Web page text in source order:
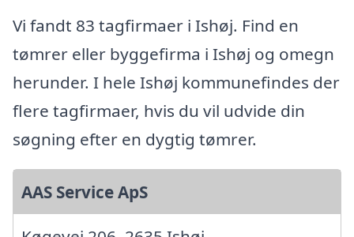
Vi fandt 83 tagfirmaer i Ishøj. Find en
tømrer eller byggefirma i Ishøj og omegn
herunder. I hele Ishøj kommunefindes der
flere tagfirmaer, hvis du vil udvide din
søgning efter en dygtig tømrer.
AAS Service ApS